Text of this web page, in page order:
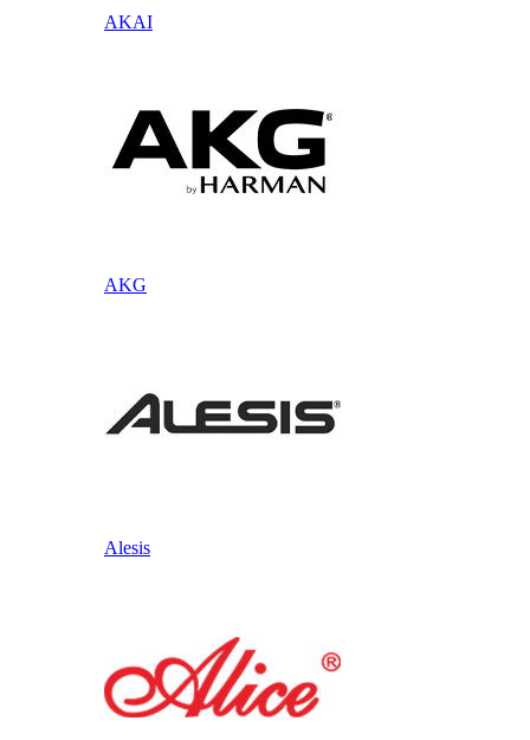
AKAI
AKG
Alesis